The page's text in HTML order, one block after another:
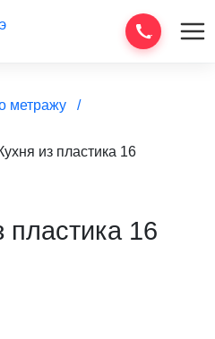
метражу
из пластика 16
пластика 16